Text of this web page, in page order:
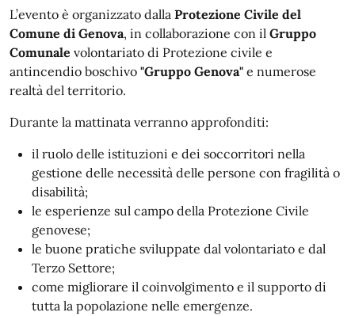
Descrizione
L’evento è organizzato dalla Protezione Civile del
Comune di Genova, in collaborazione con il Gruppo
Comunale volontariato di Protezione civile e
antincendio boschivo "Gruppo Genova" e numerose
realtà del territorio.
Durante la mattinata verranno approfonditi:
il ruolo delle istituzioni e dei soccorritori nella
gestione delle necessità delle persone con fragilità o
disabilità;
le esperienze sul campo della Protezione Civile
genovese;
le buone pratiche sviluppate dal volontariato e dal
Terzo Settore;
come migliorare il coinvolgimento e il supporto di
tutta la popolazione nelle emergenze.